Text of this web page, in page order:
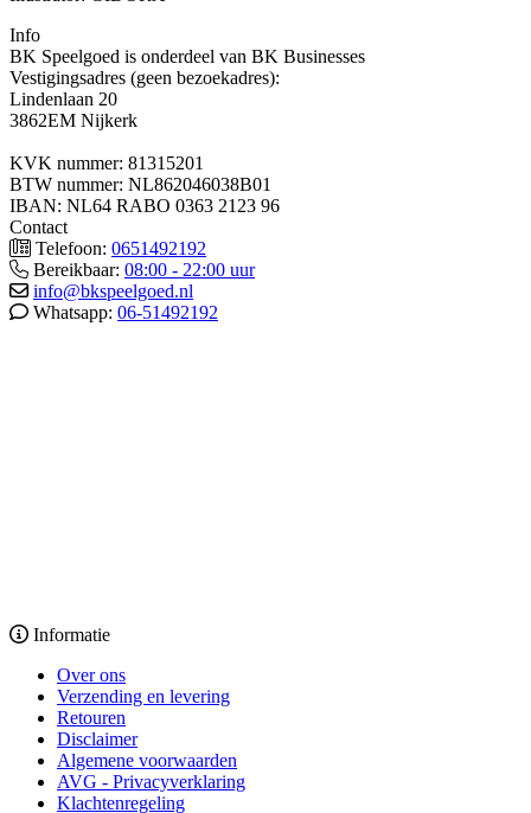
Info
BK Speelgoed is onderdeel van BK Businesses
Vestigingsadres (geen bezoekadres):
Lindenlaan 20
3862EM Nijkerk
KVK nummer: 81315201
BTW nummer: NL862046038B01
IBAN: NL64 RABO 0363 2123 96
Contact
Telefoon: 0651492192
Bereikbaar: 08:00 - 22:00 uur
info@bkspeelgoed.nl
Whatsapp: 06-51492192
Informatie
Over ons
Verzending en levering
Retouren
Disclaimer
Algemene voorwaarden
AVG - Privacyverklaring
Klachtenregeling